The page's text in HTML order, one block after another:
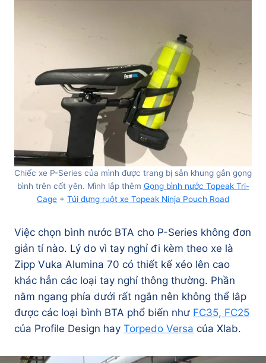
Chiếc xe P-Series của mình được trang bị sẵn khung gắn gọng
bình trên cốt yên. Mình lắp thêm Gọng bình nước Topeak Tri-
Cage + Túi đựng ruột xe Topeak Ninja Pouch Road
Việc chọn bình nước BTA cho P-Series không đơn
giản tí nào. Lý do vì tay nghỉ đi kèm theo xe là
Zipp Vuka Alumina 70 có thiết kế xéo lên cao
khác hẳn các loại tay nghỉ thông thường. Phần
nằm ngang phía dưới rất ngắn nên không thể lắp
được các loại bình BTA phổ biến như FC35, FC25
của Profile Design hay Torpedo Versa của Xlab.